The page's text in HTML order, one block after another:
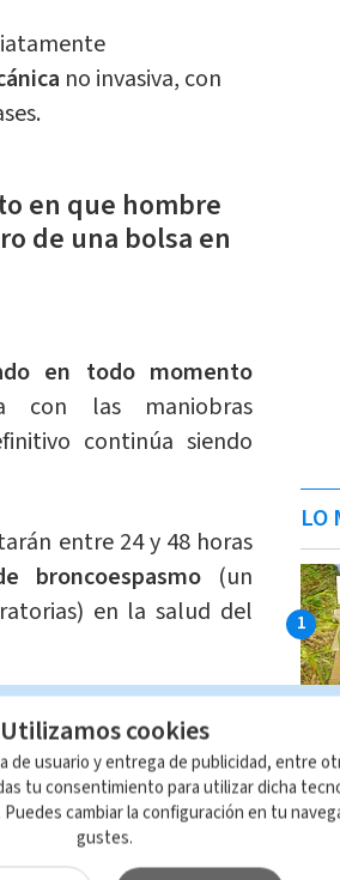
no invasiva, con
en que hombre
de una bolsa en
en todo momento
con las maniobras
continúa siendo
entre 24 y 48 horas
broncoespasmo(un
en la salud del
episodio. El
ventilación mecánica
gaseoso. Siempre
terapéuticas.
LO
Utilizamos cookies
de usuario y entrega de publicidad, entre
tu consentimiento para utilizar dicha
. Puedes cambiar la configuración en tu
gustes.